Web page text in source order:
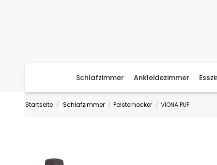
Schlafzimmer Ankleidezimmer
Startseite Schlafzimmer Polsterhocker VİONA PUF